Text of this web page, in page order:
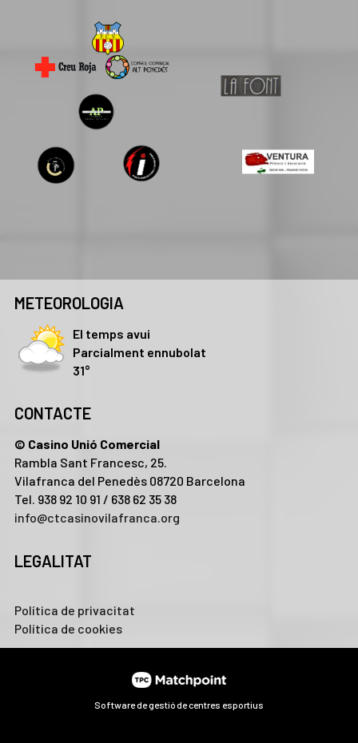
METEOROLOGIA
El temps avui
Parcialment ennubolat
31°
CONTACTE
© Casino Unió Comercial
Rambla Sant Francesc, 25.
Vilafranca del Penedès 08720 Barcelona
Tel. 938 92 10 91 / 638 62 35 38
info@ctcasinovilafranca.org
LEGALITAT
Política de privacitat
Política de cookies
Software de gestió de centres esportius